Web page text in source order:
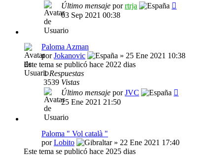
Último mensaje porrtrja
03 Sep 2021 00:38
Paloma Azman
porJokanovic
» 25 Ene 2021 10:38
Este tema se publicó hace 2022 dias
1Respuestas
3539 Vistas
Último mensaje porJVC
25 Ene 2021 21:50
Paloma " Vol català "
porLobito
» 22 Ene 2021 17:40
Este tema se publicó hace 2025 dias